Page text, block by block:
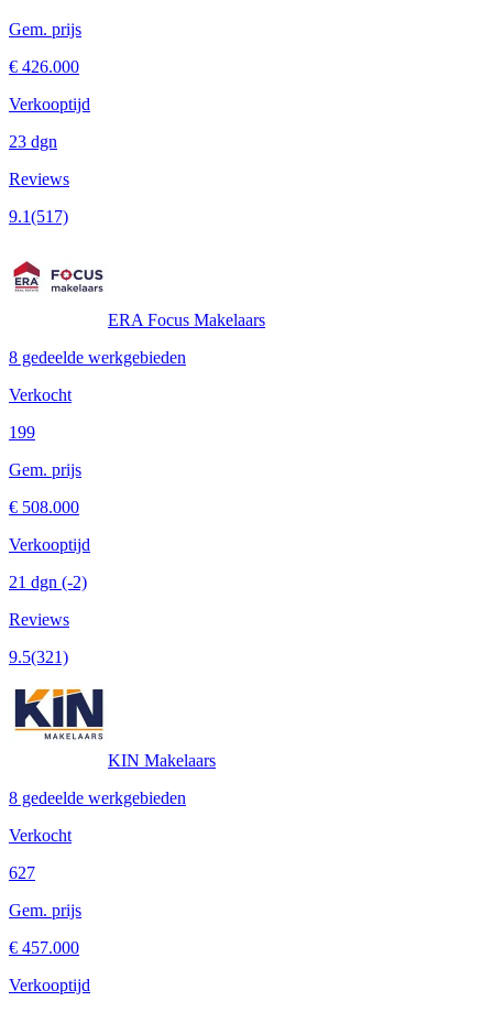
Gem. prijs
€ 426.000
Verkooptijd
23 dgn
Reviews
9.1(517)
ERA Focus Makelaars
8 gedeelde werkgebieden
Verkocht
199
Gem. prijs
€ 508.000
Verkooptijd
21 dgn (-2)
Reviews
9.5(321)
KIN Makelaars
8 gedeelde werkgebieden
Verkocht
627
Gem. prijs
€ 457.000
Verkooptijd